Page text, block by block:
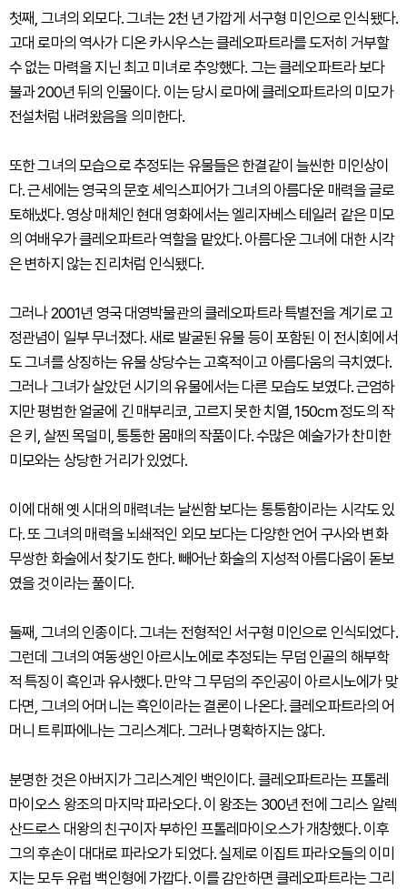
첫째, 그녀의 외모다. 그녀는 2천 년 가깝게 서구형 미인으로 인식됐다.
고대 로마의 역사가 디온 카시우스는 클레오파트라를 도저히 거부할
수 없는 마력을 지닌 최고 미녀로 추앙했다. 그는 클레오파트라 보다
불과 200년 뒤의 인물이다. 이는 당시 로마에 클레오파트라의 미모가
전설처럼 내려왔음을 의미한다.
또한 그녀의 모습으로 추정되는 유물들은 한결같이 늘씬한 미인상이
다. 근세에는 영국의 문호 셰익스피어가 그녀의 아름다운 매력을 글로
토해냈다. 영상 매체인 현대 영화에서는 엘리자베스 테일러 같은 미모
의 여배우가 클레오파트라 역할을 맡았다. 아름다운 그녀에 대한 시각
은 변하지 않는 진리처럼 인식됐다.
그러나 2001년 영국 대영박물관의 클레오파트라 특별전을 계기로 고
정관념이 일부 무너졌다. 새로 발굴된 유물 등이 포함된 이 전시회에서
도 그녀를 상징하는 유물 상당수는 고혹적이고 아름다움의 극치였다.
그러나 그녀가 살았던 시기의 유물에서는 다른 모습도 보였다. 근엄하
지만 평범한 얼굴에 긴 매부리코, 고르지 못한 치열, 150㎝ 정도의 작
은 키, 살찐 목덜미, 통통한 몸매의 작품이다. 수많은 예술가가 찬미한
미모와는 상당한 거리가 있었다.
이에 대해 옛 시대의 매력녀는 날씬함 보다는 통통함이라는 시각도 있
다. 또 그녀의 매력을 뇌쇄적인 외모 보다는 다양한 언어 구사와 변화
무쌍한 화술에서 찾기도 한다. 빼어난 화술의 지성적 아름다움이 돋보
였을 것이라는 풀이다.
둘째, 그녀의 인종이다. 그녀는 전형적인 서구형 미인으로 인식되었다.
그런데 그녀의 여동생인 아르시노에로 추정되는 무덤 인골의 해부학
적 특징이 흑인과 유사했다. 만약 그 무덤의 주인공이 아르시노에가 맞
다면, 그녀의 어머니는 흑인이라는 결론이 나온다. 클레오파트라의 어
머니 트뤼파에나는 그리스계다. 그러나 명확하지는 않다.
분명한 것은 아버지가 그리스계인 백인이다. 클레오파트라는 프톨레
마이오스 왕조의 마지막 파라오다. 이 왕조는 300년 전에 그리스 알렉
산드로스 대왕의 친구이자 부하인 프톨레마이오스가 개창했다. 이후
그의 후손이 대대로 파라오가 되었다. 실제로 이집트 파라오들의 이미
지는 모두 유럽 백인형에 가깝다. 이를 감안하면 클레오파트라는 그리